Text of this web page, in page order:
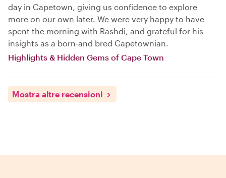
day in Capetown, giving us confidence to explore
more on our own later. We were very happy to have
spent the morning with Rashdi, and grateful for his
insights as a born-and bred Capetownian.
Highlights & Hidden Gems of Cape Town
Mostra altre recensioni